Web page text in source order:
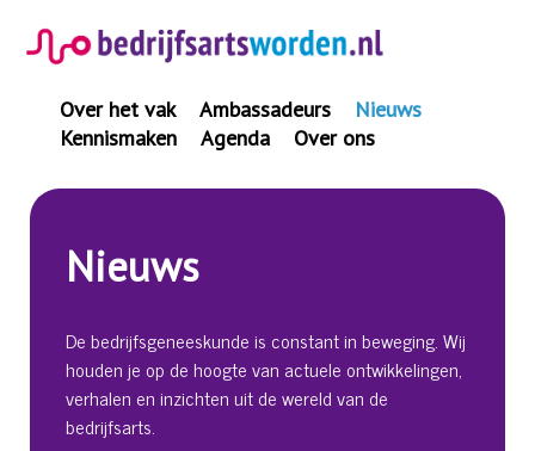
naar
inhoud
Over het vak Ambassadeurs
Nieuws
Kennismaken
Agenda Over ons
Nieuws
De bedrijfsgeneeskunde is constant in beweging. Wij
houden je op de hoogte van actuele ontwikkelingen,
verhalen en inzichten uit de wereld van de
bedrijfsarts.